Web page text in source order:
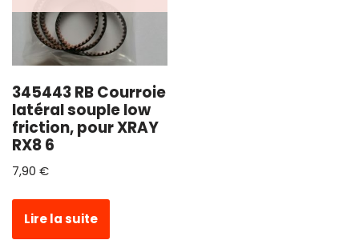
345443 RB Courroie
latéral souple low
friction, pour XRAY
RX8 6
7,90 €
Lire la suite